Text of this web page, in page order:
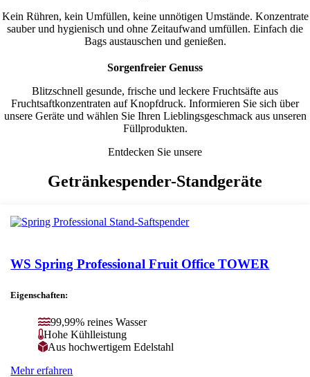
Kein Rühren, kein Umfüllen, keine unnötigen Umstände. Konzentrate
sauber und hygienisch und ohne Zeitaufwand umfüllen. Einfach die
Bags austauschen und genießen.
Sorgenfreier Genuss
Blitzschnell gesunde, frische und leckere Fruchtsäfte aus
Fruchtsaftkonzentraten auf Knopfdruck. Informieren Sie sich über
unsere Geräte und wählen Sie Ihren Lieblingsgeschmack aus unseren
Füllprodukten.
Entdecken Sie unsere
Getränkespender-Standgeräte
WS Spring Professional Fruit Office TOWER
Eigenschaften:
99,99% reines Wasser
Hohe Kühlleistung
Aus hochwertigem Edelstahl
Mehr erfahren